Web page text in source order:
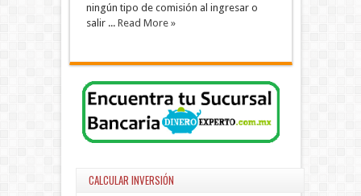
ningún tipo de comisión al ingresar o
salir ... Read More »